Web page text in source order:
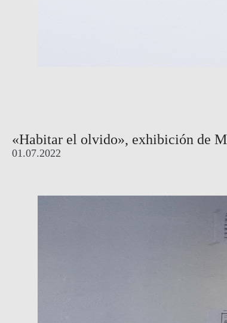
«Habitar el olvido», exhibición de
01.07.2022